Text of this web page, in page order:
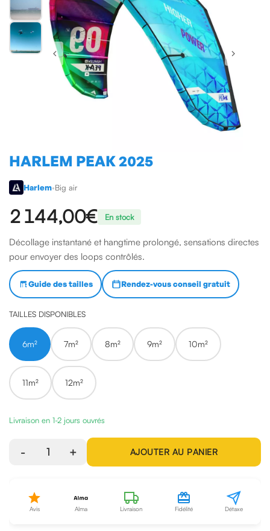
HARLEM PEAK 2025
Harlem•Big air
2 144,00 € En stock
Décollage instantané et hangtime prolongé, sensations directes
pour envoyer des loops contrôlés.
Guide des tailles Rendez-vous conseil gratuit
TAILLES DISPONIBLES
6m² 7m² 8m² 9m² 10m²
11m² 12m²
Livraison en 1-2 jours ouvrés
- 1 + AJOUTER AU PANIER
Avis Alma Livraison Fidélité Détaxe